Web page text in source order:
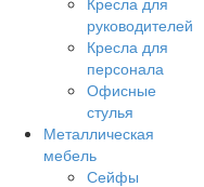
руководителей
Кресла для
персонала
Офисные
стулья
Металлическая
мебель
Сейфы